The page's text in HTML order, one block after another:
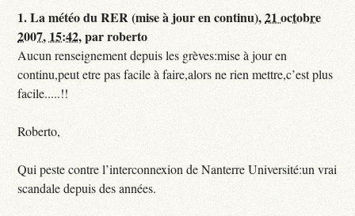
1.La météo du RER (mise à jour en continu),21 octobre
2007, 15:42,parroberto
Aucun renseignement depuis les grèves:mise à jour en
continu,peut etre pas facile à faire,alors ne rien mettre,c’est plus
facile.....!!
Roberto,
Qui peste contre l’interconnexion de Nanterre Université:un vrai
scandale depuis des années.